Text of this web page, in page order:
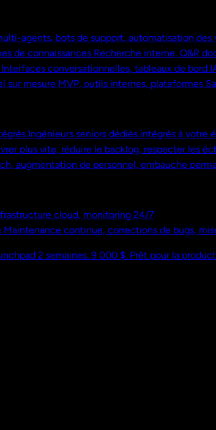
agents, bots de support, automatisation des
de connaissances Recherche interne, Q&R
Interfaces conversationnelles, tableaux de bord
sur mesure MVP, outils internes, plateformes
Ingénieurs seniors dédiés intégrés à votre
plus vite, réduire le backlog, respecter les
augmentation de personnel, embauche
cloud, monitoring 24/7
Maintenance continue, corrections de bugs,
2 semaines. 9 000 $. Prêt pour la